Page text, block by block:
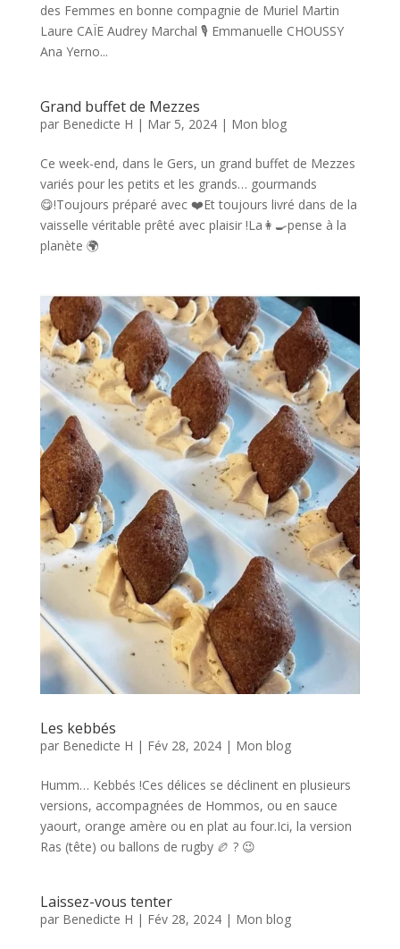
des Femmes en bonne compagnie de Muriel Martin
Laure CAÏE Audrey Marchal 🎙️ Emmanuelle CHOUSSY
Ana Yerno...
Grand buffet de Mezzes
par Benedicte H | Mar 5, 2024| Mon blog
Ce week-end, dans le Gers, un grand buffet de Mezzes
variés pour les petits et les grands… gourmands
😋!Toujours préparé avec ❤️Et toujours livré dans de la
vaisselle véritable prêté avec plaisir !La👩‍🍳pense à la
planète 🌍
Les kebbés
par Benedicte H | Fév 28, 2024| Mon blog
Humm… Kebbés !Ces délices se déclinent en plusieurs
versions, accompagnées de Hommos, ou en sauce
yaourt, orange amère ou en plat au four.Ici, la version
Ras (tête) ou ballons de rugby 🏉 ? 😉
Laissez-vous tenter
par Benedicte H | Fév 28, 2024| Mon blog